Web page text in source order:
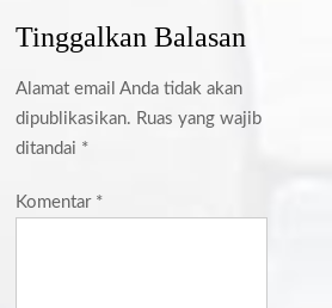
Tinggalkan Balasan
Alamat email Anda tidak akan
dipublikasikan. Ruas yang wajib
ditandai *
Komentar *